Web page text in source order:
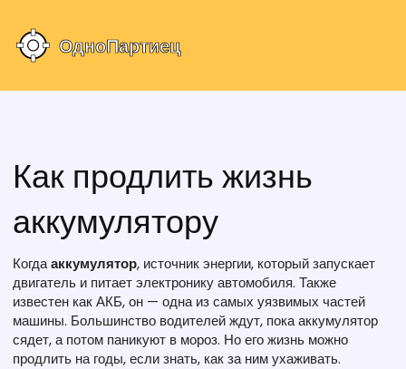
Как продлить жизнь
аккумулятору
Когдааккумулятор, источник энергии, который запускает
двигатель и питает электронику автомобиля. Также
известен какАКБ, он — одна из самых уязвимых частей
машины. Большинство водителей ждут, пока аккумулятор
сядет, а потом паникуют в мороз. Но его жизнь можно
продлить на годы, если знать, как за ним ухаживать.